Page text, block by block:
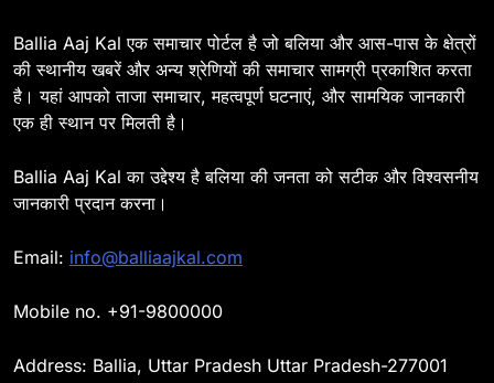
BALLIA NATIONAL
8
के साथ रेलवे स्टेशन व शहर में किया पैदल
BALLIA NATIONAL
Ballia : एकता, अखंडता और राष्ट्रप्रेम
अधीक्षक ओमवीर सिंह ने दिलाई शपथ, दी
Ballia Aaj Kal एक समाचार पोर्टल है जो बलिया और आस-पास के क्षेत्रों
की स्थानीय खबरें और अन्य श्रेणियों की समाचार सामग्री प्रकाशित करता
है। यहां आपको ताजा समाचार, महत्वपूर्ण घटनाएं, और सामयिक जानकारी
एक ही स्थान पर मिलती है।
Ballia Aaj Kal का उद्देश्य है बलिया की जनता को सटीक और विश्वसनीय
जानकारी प्रदान करना।
Email: info@balliaajkal.com
Mobile no. +91-9800000
Address: Ballia, Uttar Pradesh Uttar Pradesh-277001